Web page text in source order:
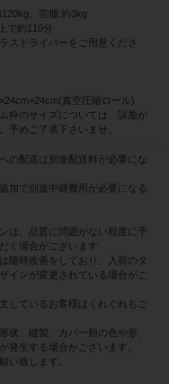
120kg、宮棚:約3kg
で約110分
スドライバーをご用意くださ
真空圧縮ロール)
枠のサイズについては、誤差が
予めご了承下さいませ。
の配送は別途配送料が必要にな
加で別途中継費用が必要になる
は、品質に問題がない程度に予
く場合がございます
随時改善をしており、入荷のタ
インが変更されている場合がご
しているお客様はくれぐれもご
状、縫製、カバー類の色や形、
発生する場合がございます。
い致します。